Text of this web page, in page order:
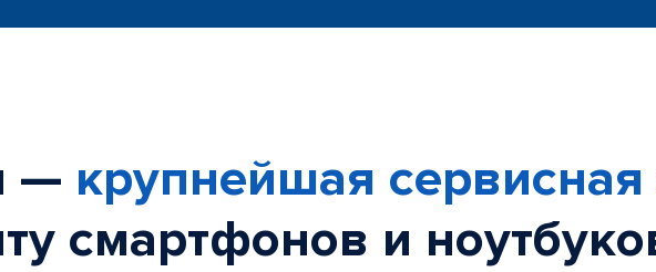
— крупнейшая сервисная
смартфонов и